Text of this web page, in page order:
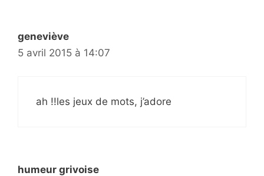
geneviève
5 avril 2015 à 14:07
ah !!les jeux de mots, j’adore
humeur grivoise